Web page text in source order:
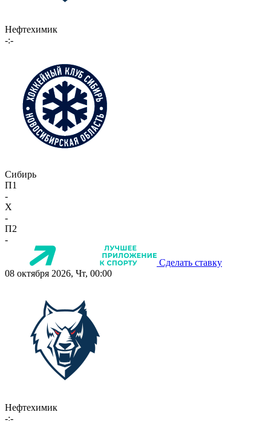
Нефтехимик
-:-
Сибирь
П1
-
X
-
П2
-
Сделать ставку
08 октября 2026, Чт, 00:00
Нефтехимик
-:-